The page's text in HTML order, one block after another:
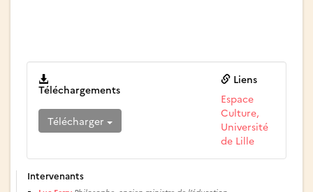
Téléchargements
Télécharger
Liens
Espace
Culture,
Université
de Lille
Intervenants